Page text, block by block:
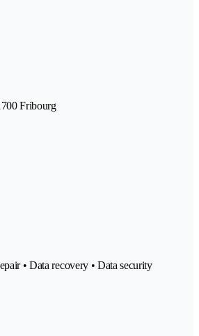
Fribourg
• Data recovery • Data security